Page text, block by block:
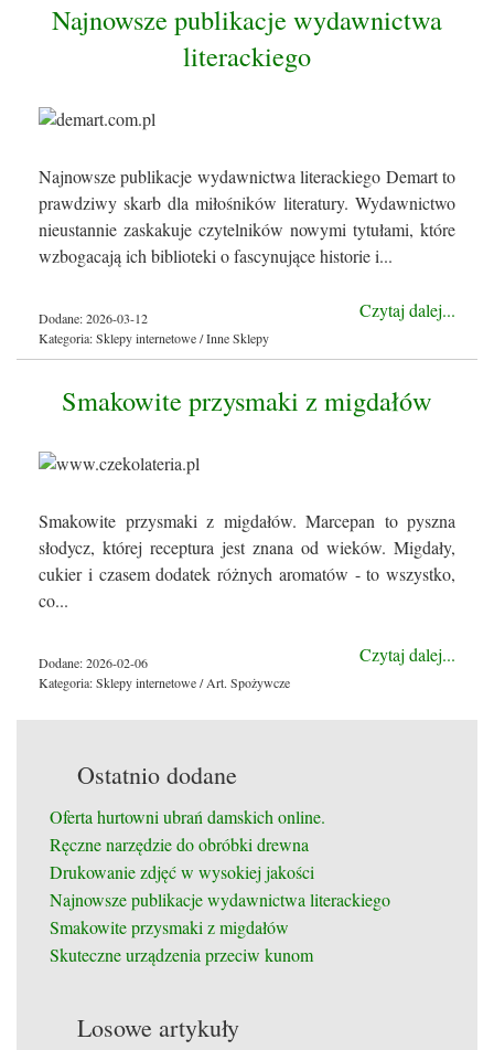
Najnowsze publikacje wydawnictwa
literackiego
Najnowsze publikacje wydawnictwa literackiego Demart to
prawdziwy skarb dla miłośników literatury. Wydawnictwo
nieustannie zaskakuje czytelników nowymi tytułami, które
wzbogacają ich biblioteki o fascynujące historie i...
Czytaj dalej...
Dodane: 2026-03-12
Kategoria: Sklepy internetowe / Inne Sklepy
Smakowite przysmaki z migdałów
Smakowite przysmaki z migdałów. Marcepan to pyszna
słodycz, której receptura jest znana od wieków. Migdały,
cukier i czasem dodatek różnych aromatów - to wszystko,
co...
Czytaj dalej...
Dodane: 2026-02-06
Kategoria: Sklepy internetowe / Art. Spożywcze
Ostatnio dodane
Oferta hurtowni ubrań damskich online.
Ręczne narzędzie do obróbki drewna
Drukowanie zdjęć w wysokiej jakości
Najnowsze publikacje wydawnictwa literackiego
Smakowite przysmaki z migdałów
Skuteczne urządzenia przeciw kunom
Losowe artykuły